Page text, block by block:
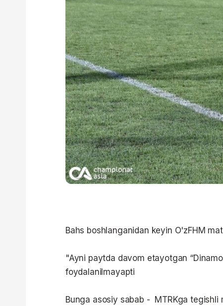
Bahs boshlanganidan keyin O'zFHM
"Ayni paytda davom etayotgan
foydalanilmayapti
Bunga asosiy sabab - MTRKga